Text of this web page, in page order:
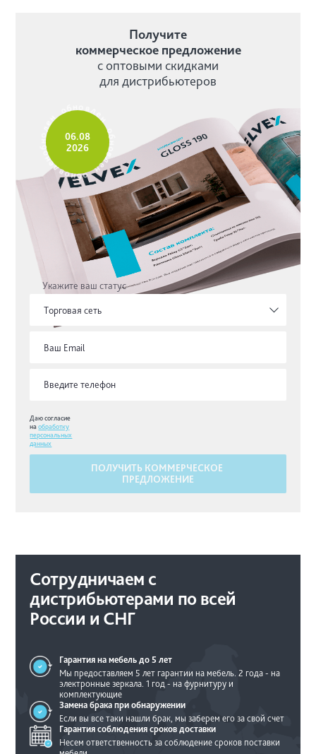
Получите
коммерческое предложение
с оптовыми скидками
для дистрибьютеров
о
б
н
о
лен н овле
н
о
б
н
о
в
л
е
н
о
б
н
о
в
л
е
н
06.08
2026
Укажите ваш статус
Торговая сеть
Даю согласие
наобработку
персональных
данных
ПОЛУЧИТЬ КОММЕРЧЕСКОЕ
ПРЕДЛОЖЕНИЕ
Сотрудничаем с
дистрибьютерами по всей
России и СНГ
Гарантия на мебель до 5 лет
Мы предоставляем 5 лет гарантии на мебель. 2 года - на
электронные зеркала. 1 год - на фурнитуру и
комплектующие
Замена брака при обнаружении
Если вы все таки нашли брак, мы заберем его за свой счет
Гарантия соблюдения сроков доставки
Несем ответственность за соблюдение сроков поставки